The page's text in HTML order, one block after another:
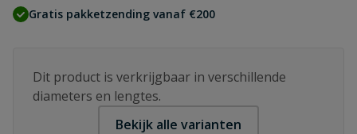
Gratis pakketzending vanaf €200
Dit product is verkrijgbaar in verschillende
diameters en lengtes.
Bekijk alle varianten